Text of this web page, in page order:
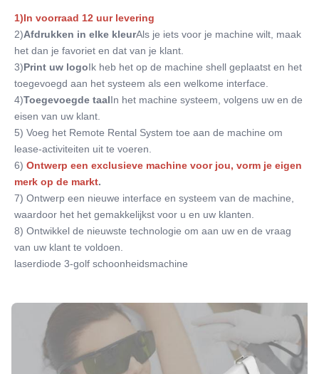
1)In voorraad 12 uur levering
2)Afdrukken in elke kleurAls je iets voor je machine wilt, maak
het dan je favoriet en dat van je klant.
3)Print uw logoIk heb het op de machine shell geplaatst en het
toegevoegd aan het systeem als een welkome interface.
4)Toegevoegde taalIn het machine systeem, volgens uw en de
eisen van uw klant.
5) Voeg het Remote Rental System toe aan de machine om
lease-activiteiten uit te voeren.
6) Ontwerp een exclusieve machine voor jou, vorm je eigen
merk op de markt.
7) Ontwerp een nieuwe interface en systeem van de machine,
waardoor het het gemakkelijkst voor u en uw klanten.
8) Ontwikkel de nieuwste technologie om aan uw en de vraag
van uw klant te voldoen.
laserdiode 3-golf schoonheidsmachine